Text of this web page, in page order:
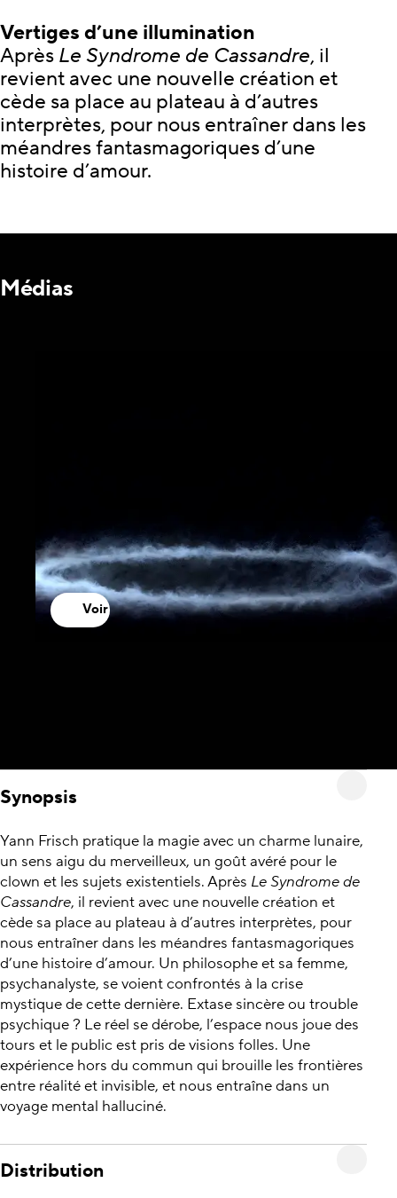
Vertiges d’une illumination
Après Le Syndrome de Cassandre, il
revient avec une nouvelle création et
cède sa place au plateau à d’autres
interprètes, pour nous entraîner dans les
méandres fantasmagoriques d’une
histoire d’amour.
Médias
Voir
Synopsis
Yann Frisch pratique la magie avec un charme lunaire,
un sens aigu du merveilleux, un goût avéré pour le
clown et les sujets existentiels. Après Le Syndrome de
Cassandre, il revient avec une nouvelle création et
cède sa place au plateau à d’autres interprètes, pour
nous entraîner dans les méandres fantasmagoriques
d’une histoire d’amour. Un philosophe et sa femme,
psychanalyste, se voient confrontés à la crise
mystique de cette dernière. Extase sincère ou trouble
psychique ? Le réel se dérobe, l’espace nous joue des
tours et le public est pris de visions folles. Une
expérience hors du commun qui brouille les frontières
entre réalité et invisible, et nous entraîne dans un
voyage mental halluciné.
Distribution